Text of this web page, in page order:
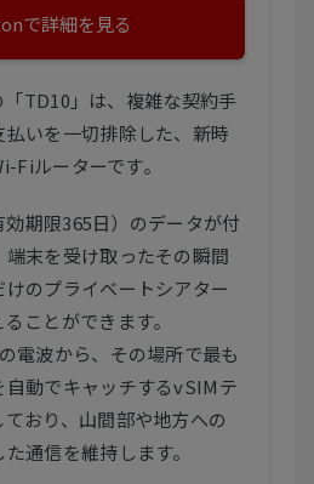
で詳細を見る
TD10」は、複雑な契約手
いを一切排除した、新時
Fiルーターです。
期限365日）のデータが付
末を受け取ったその瞬間
のプライベートシアター
ことができます。
電波から、その場所で最も
自動でキャッチするvSIMテ
おり、山間部や地方への
通信を維持します。